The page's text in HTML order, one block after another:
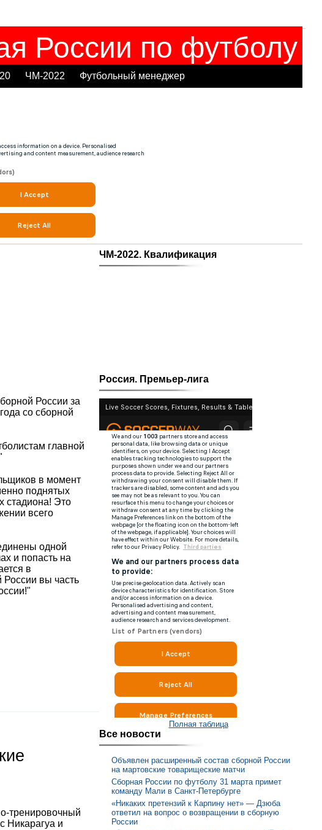
России по футболу
ЧМ-2022 Футбольный менеджер
России за
со сборной
главной
в момент
поднятых
стадиона! Это
всего
одной
и попасть на
в
вы часть
тренировочный
Никарагуа и
ЧМ-2022. Квалификация
Россия. Премьер-лига
Полная таблица
Все новости
Объявлен расширенный состав сборной России
на мартовские товарищеские матчи
Сборная России по футболу 31 марта примет
команду Мали в Санкт-Петербурге
«Никаких претензий к Карпину нет» — Дзюба
ответил на вопрос о возвращении в сборную
России